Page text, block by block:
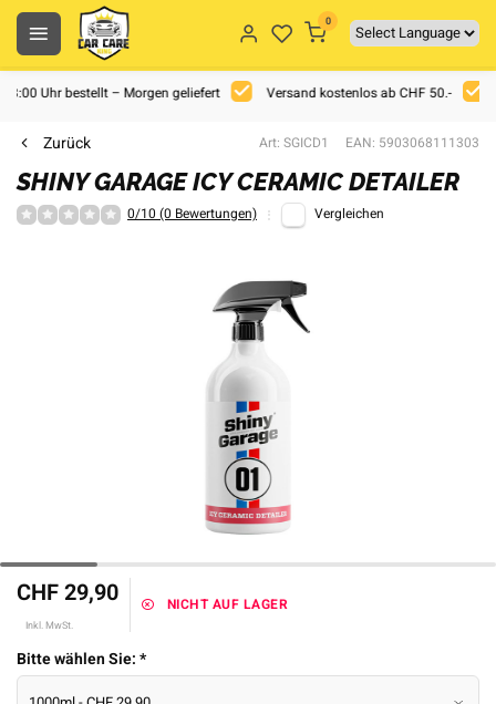
0
Uhr bestellt – Morgen geliefert Versand kostenlos ab CHF 50.-
Zurück Art: SGICD1 EAN: 5903068111303
SHINY GARAGE ICY CERAMIC DETAILER
0/10 (0 Bewertungen) Vergleichen
CHF 29,90
Inkl. MwSt.
NICHT AUF LAGER
Bitte wählen Sie:*